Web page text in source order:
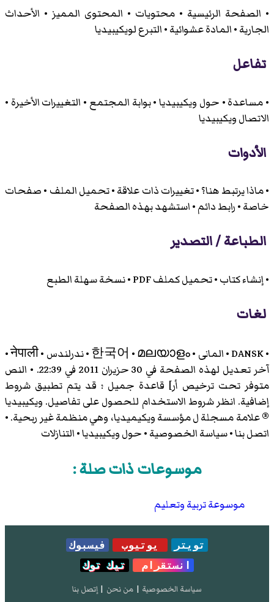
• الصفحة الرئيسية • محتويات • المحتوى المميز • الأحداث
الجارية • المادة عشوائية • التبرع لويكيبيديا
تفاعل
• مساعدة • حول ويكيبيديا • بوابة المجتمع • التغييرات الأخيرة •
الاتصال ويكيبيديا
الأدوات
• ماذا يرتبط هنا؟ • تغييرات ذات علاقة • تحميل الملف • صفحات
خاصة • رابط دائم • استشهد بهذه الصفحة
الطباعة / التصدير
• إنشاء كتاب • تحميل كملف PDF • نسخة سهلة الطبع
لغات
• DANSK • المانى • 한국어 • മലയാളം • ندرلندس • नेपाली •
آخر تعديل لهذه الصفحة في 30 حزيران 2011 في 22:39. • النص
متوفر تحت ترخيص أر] قاعدة جميل ؛ قد يتم تطبيق شروط
إضافية. انظر شروط الاستخدام للحصول على تفاصيل. ويكيبيديا
® علامة مسجلة ل مؤسسة ويكيميديا، وهي منظمة غير ربحية. •
اتصل بنا • سياسة الخصوصية • حول ويكيبيديا • التنازلات
موسوعات ذات صلة :
موسوعة تربية وتعليم
تويتر يوتيوب
فيسبوك
انستقرام
تيك توك
سياسة الخصوصية | من نحن | إتصل بنا